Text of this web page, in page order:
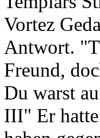
Vortez
Antwort.
Freund,
Du warst
III" Er